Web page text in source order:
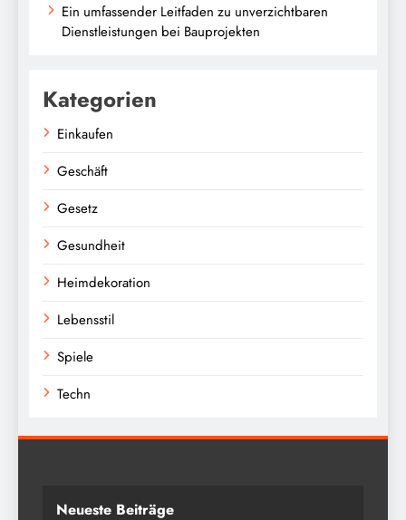
Ein umfassender Leitfaden zu unverzichtbaren
Dienstleistungen bei Bauprojekten
Kategorien
Einkaufen
Geschäft
Gesetz
Gesundheit
Heimdekoration
Lebensstil
Spiele
Techn
Neueste Beiträge